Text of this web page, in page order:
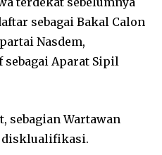
sebagai Bakal Calon
Nasdem,
Aparat Sipil
sebagian Wartawan
disklualifikasi.